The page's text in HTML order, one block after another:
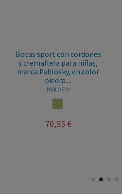
Botas sport con cordones
y cremallera para niñas,
marca Pablosky, en color
piedra....
PABLOSKY
70,95 €